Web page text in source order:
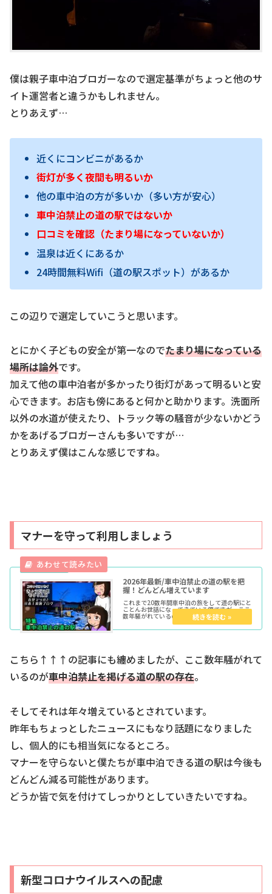
僕は親子車中泊ブロガーなので選定基準がちょっと他のサ
イト運営者と違うかもしれません。
とりあえず…
近くにコンビニがあるか
街灯が多く夜間も明るいか
他の車中泊の方が多いか（多い方が安心）
車中泊禁止の道の駅ではないか
口コミを確認（たまり場になっていないか）
温泉は近くにあるか
24時間無料Wifi（道の駅スポット）があるか
この辺りで選定していこうと思います。
とにかく子どもの安全が第一なのでたまり場になっている
場所は論外です。
加えて他の車中泊者が多かったり街灯があって明るいと安
心できます。お店も傍にあると何かと助かります。洗面所
以外の水道が使えたり、トラック等の騒音が少ないかどう
かをあげるブロガーさんも多いですが…
とりあえず僕はこんな感じですね。
マナーを守って利用しましょう
2026年最新/車中泊禁止の道の駅を把
握！どんどん増えています
これまで20数年間車中泊の旅をして道の駅にと
ことんお世話になってきている僕ですが、ここ
数年騒がれているのが車中泊禁止を掲げる道の
駅の存在。2020年頃にもニュースになり話題
になりましたし個人的にも相当気になるところ
こちら↑↑↑の記事にも纏めましたが、ここ数年騒がれて
いるのが車中泊禁止を掲げる道の駅の存在。
そしてそれは年々増えているとされています。
昨年もちょっとしたニュースにもなり話題になりました
し、個人的にも相当気になるところ。
マナーを守らないと僕たちが車中泊できる道の駅は今後も
どんどん減る可能性があります。
どうか皆で気を付けてしっかりとしていきたいですね。
新型コロナウイルスへの配慮